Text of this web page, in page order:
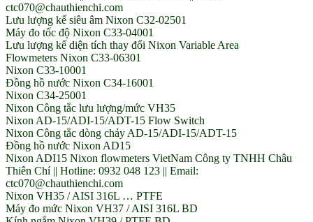
ctc070@chauthienchi.com
Lưu lượng kế siêu âm Nixon C32-02501
Máy đo tốc độ Nixon C33-04001
Lưu lượng kế diện tích thay đổi Nixon Variable Area
Flowmeters Nixon C33-06301
Nixon C33-10001
Đồng hồ nước Nixon C34-16001
Nixon C34-25001
Nixon Công tắc lưu lượng/mức VH35
Nixon AD-15/ADI-15/ADT-15 Flow Switch
Nixon Công tắc dòng chảy AD-15/ADI-15/ADT-15
Đồng hồ nước Nixon AD15
Nixon ADI15 Nixon flowmeters VietNam Công ty TNHH Châu
Thiên Chí || Hotline: 0932 048 123 || Email:
ctc070@chauthienchi.com
Nixon VH35 / AISI 316L … PTFE
Máy đo mức Nixon VH37 / AISI 316L BD